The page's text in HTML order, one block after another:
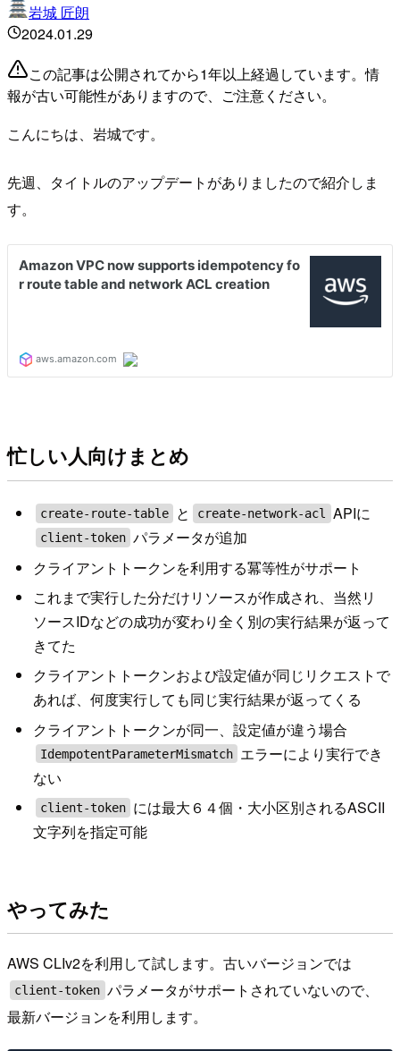
岩城 匠朗
2024.01.29
この記事は公開されてから1年以上経過しています。情
報が古い可能性がありますので、ご注意ください。
こんにちは、岩城です。
先週、タイトルのアップデートがありましたので紹介しま
す。
忙しい人向けまとめ
create-route-table と create-network-acl APIに
client-token パラメータが追加
クライアントトークンを利用する冪等性がサポート
これまで実行した分だけリソースが作成され、当然リ
ソースIDなどの成功が変わり全く別の実行結果が返って
きてた
クライアントトークンおよび設定値が同じリクエストで
あれば、何度実行しても同じ実行結果が返ってくる
クライアントトークンが同一、設定値が違う場合
IdempotentParameterMismatch エラーにより実行でき
ない
client-token には最大６４個・大小区別されるASCII
文字列を指定可能
やってみた
AWS CLIv2を利用して試します。古いバージョンでは
client-token パラメータがサポートされていないので、
最新バージョンを利用します。